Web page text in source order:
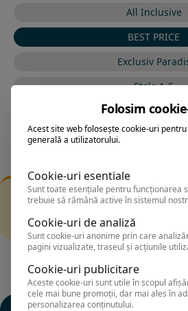
All Inclusive
BEST PRICE
Exclusiv
Stele 1-5
Stele 5-1
Filtrarea nu a returnat
alte fitre.
Folosim
Acest site web folosește cookie-uri
generală a utilizatorului.
Cookie-uri esentiale
Sunt toate esențiale pentru funcționarea
trebuie să rămână active în sistemul
Cookie-uri de analiză
Sunt cookie-uri anonime prin care
pagini vizualizate, traseul și acțiunile
Cookie-uri publicitare
Aceste cookie-uri sunt utile în scopul
cele mai bune promoții, dar mai ales în
personalizarea conținutului.